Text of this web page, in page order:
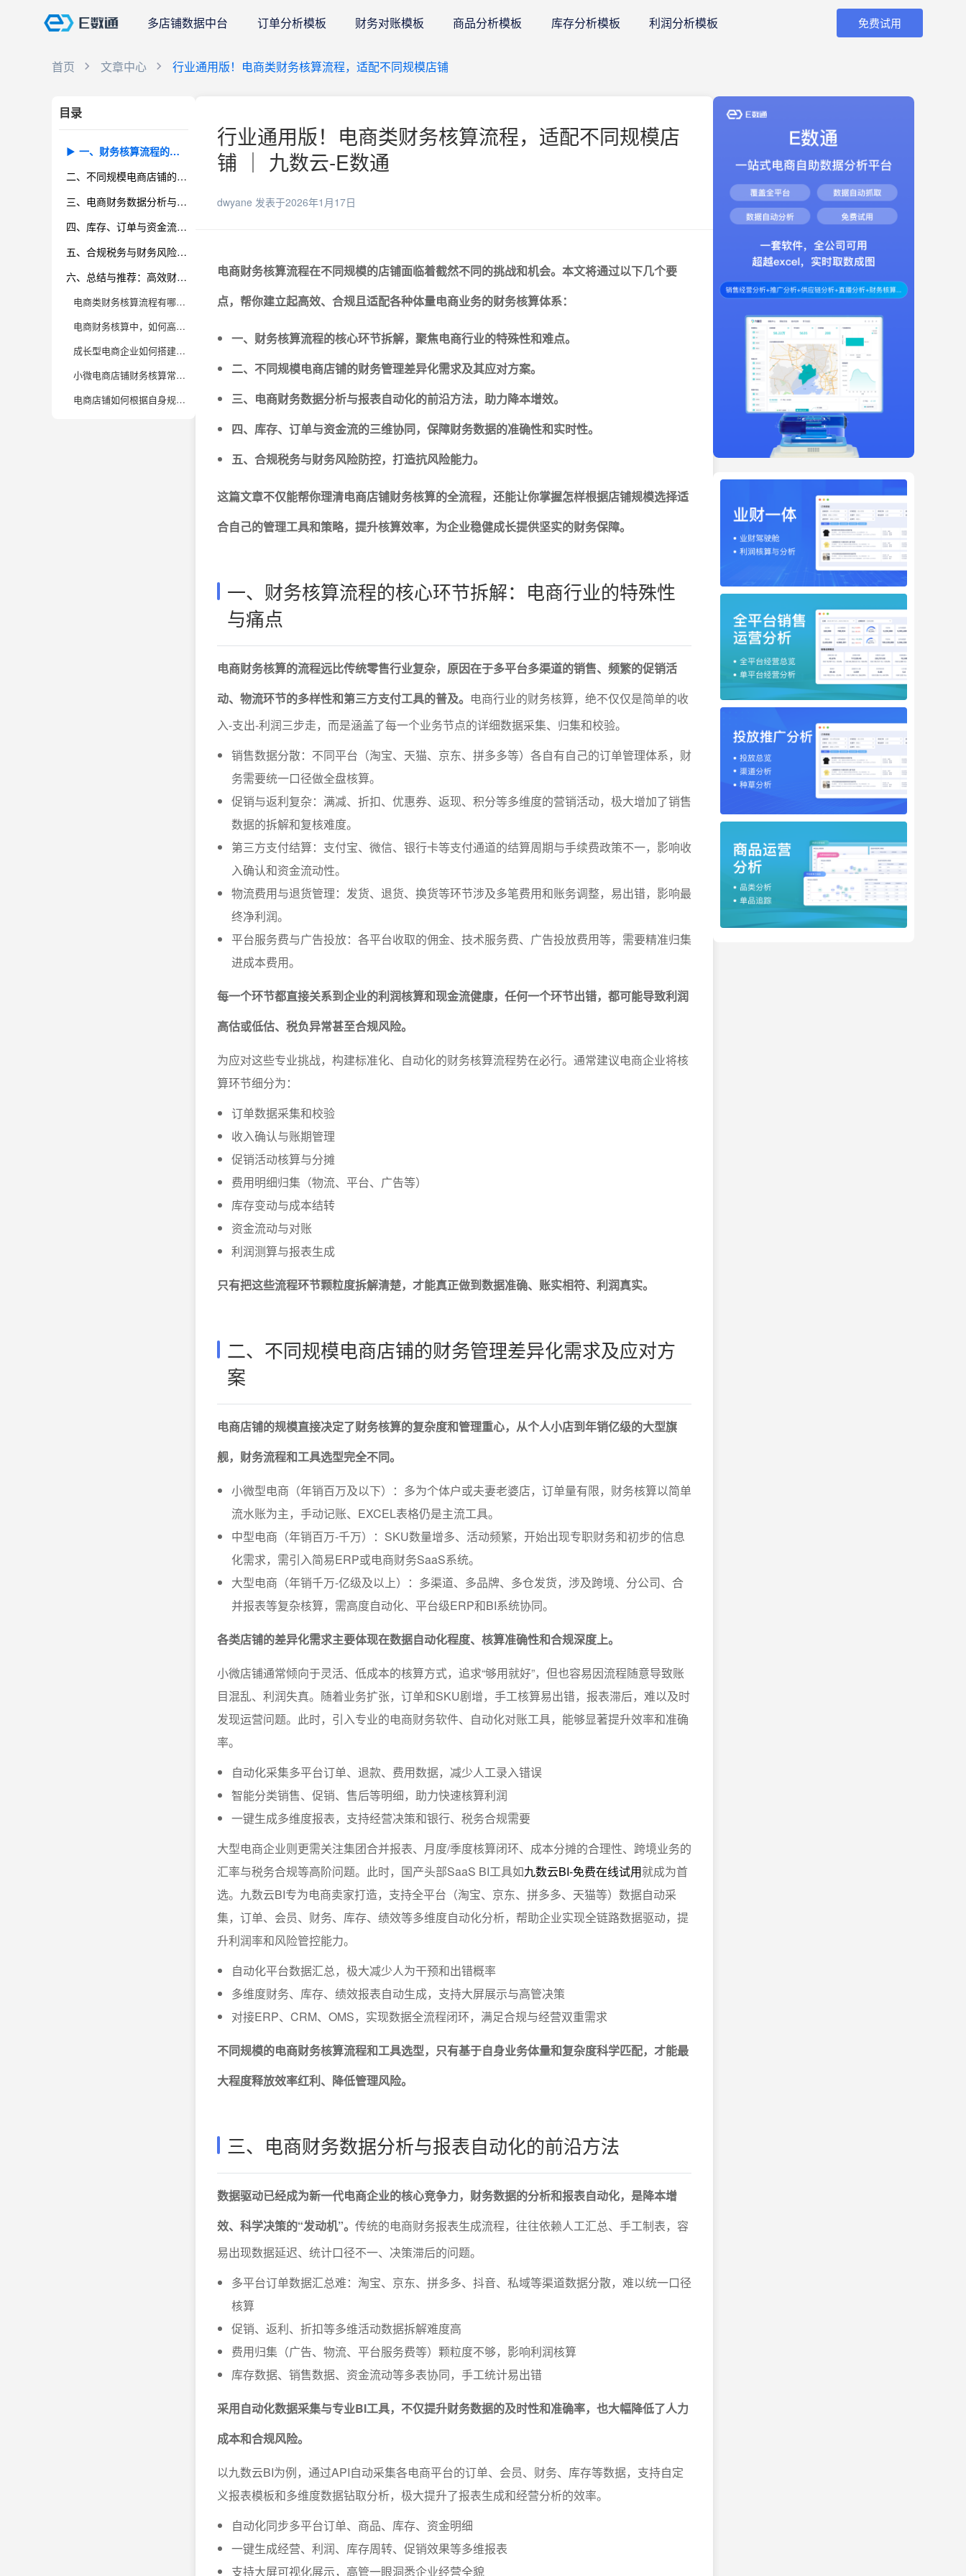
多店铺数据中台 订单分析模板 财务对账模板 商品分析模板 库存分析模板 利润分析模板 免费试用
首页 文章中心 行业通用版！电商类财务核算流程，适配不同规模店铺
目录
一、财务核算流程的核心环节拆解：电商行业的特殊性与痛点
二、不同规模电商店铺的财务管理差异化需求及应对方案
三、电商财务数据分析与报表自动化的前沿方法
四、库存、订单与资金流的三维协同：保障财务数据的准确性和实时性
五、合规税务与财务风险防控，打造抗风险能力
六、总结与推荐：高效财务核算，电商企业稳健成长的基石
电商类财务核算流程有哪些核心环节，不同规模店铺在流程设计上有哪些差异？
电商财务核算中，如何高效管理多平台、多渠道的数据归集与对账？
成长型电商企业如何搭建财务核算与经营分析的协同体系？
小微电商店铺财务核算常见误区有哪些？如何避免这些“坑”？
电商店铺如何根据自身规模选择合适的财务核算工具和系统？
行业通用版！电商类财务核算流程，适配不同规模店
铺 ｜ 九数云-E数通
dwyane 发表于2026年1月17日
电商财务核算流程在不同规模的店铺面临着截然不同的挑战和机会。本文将通过以下几个要
点，帮你建立起高效、合规且适配各种体量电商业务的财务核算体系：
一、财务核算流程的核心环节拆解，聚焦电商行业的特殊性和难点。
二、不同规模电商店铺的财务管理差异化需求及其应对方案。
三、电商财务数据分析与报表自动化的前沿方法，助力降本增效。
四、库存、订单与资金流的三维协同，保障财务数据的准确性和实时性。
五、合规税务与财务风险防控，打造抗风险能力。
这篇文章不仅能帮你理清电商店铺财务核算的全流程，还能让你掌握怎样根据店铺规模选择适
合自己的管理工具和策略，提升核算效率，为企业稳健成长提供坚实的财务保障。
一、财务核算流程的核心环节拆解：电商行业的特殊性
与痛点
电商财务核算的流程远比传统零售行业复杂，原因在于多平台多渠道的销售、频繁的促销活
动、物流环节的多样性和第三方支付工具的普及。 电商行业的财务核算，绝不仅仅是简单的收
入-支出-利润三步走，而是涵盖了每一个业务节点的详细数据采集、归集和校验。
销售数据分散：不同平台（淘宝、天猫、京东、拼多多等）各自有自己的订单管理体系，财
务需要统一口径做全盘核算。
促销与返利复杂：满减、折扣、优惠券、返现、积分等多维度的营销活动，极大增加了销售
数据的拆解和复核难度。
第三方支付结算：支付宝、微信、银行卡等支付通道的结算周期与手续费政策不一，影响收
入确认和资金流动性。
物流费用与退货管理：发货、退货、换货等环节涉及多笔费用和账务调整，易出错，影响最
终净利润。
平台服务费与广告投放：各平台收取的佣金、技术服务费、广告投放费用等，需要精准归集
进成本费用。
每一个环节都直接关系到企业的利润核算和现金流健康，任何一个环节出错，都可能导致利润
高估或低估、税负异常甚至合规风险。
为应对这些专业挑战，构建标准化、自动化的财务核算流程势在必行。通常建议电商企业将核
算环节细分为：
订单数据采集和校验
收入确认与账期管理
促销活动核算与分摊
费用明细归集（物流、平台、广告等）
库存变动与成本结转
资金流动与对账
利润测算与报表生成
只有把这些流程环节颗粒度拆解清楚，才能真正做到数据准确、账实相符、利润真实。
二、不同规模电商店铺的财务管理差异化需求及应对方
案
电商店铺的规模直接决定了财务核算的复杂度和管理重心，从个人小店到年销亿级的大型旗
舰，财务流程和工具选型完全不同。
小微型电商（年销百万及以下）：多为个体户或夫妻老婆店，订单量有限，财务核算以简单
流水账为主，手动记账、EXCEL表格仍是主流工具。
中型电商（年销百万-千万）：SKU数量增多、活动频繁，开始出现专职财务和初步的信息
化需求，需引入简易ERP或电商财务SaaS系统。
大型电商（年销千万-亿级及以上）：多渠道、多品牌、多仓发货，涉及跨境、分公司、合
并报表等复杂核算，需高度自动化、平台级ERP和BI系统协同。
各类店铺的差异化需求主要体现在数据自动化程度、核算准确性和合规深度上。
小微店铺通常倾向于灵活、低成本的核算方式，追求“够用就好”，但也容易因流程随意导致账
目混乱、利润失真。随着业务扩张，订单和SKU剧增，手工核算易出错，报表滞后，难以及时
发现运营问题。此时，引入专业的电商财务软件、自动化对账工具，能够显著提升效率和准确
率。
自动化采集多平台订单、退款、费用数据，减少人工录入错误
智能分类销售、促销、售后等明细，助力快速核算利润
一键生成多维度报表，支持经营决策和银行、税务合规需要
大型电商企业则更需关注集团合并报表、月度/季度核算闭环、成本分摊的合理性、跨境业务的
汇率与税务合规等高阶问题。此时，国产头部SaaS BI工具如九数云BI-免费在线试用就成为首
选。九数云BI专为电商卖家打造，支持全平台（淘宝、京东、拼多多、天猫等）数据自动采
集，订单、会员、财务、库存、绩效等多维度自动化分析，帮助企业实现全链路数据驱动，提
升利润率和风险管控能力。
自动化平台数据汇总，极大减少人为干预和出错概率
多维度财务、库存、绩效报表自动生成，支持大屏展示与高管决策
对接ERP、CRM、OMS，实现数据全流程闭环，满足合规与经营双重需求
不同规模的电商财务核算流程和工具选型，只有基于自身业务体量和复杂度科学匹配，才能最
大程度释放效率红利、降低管理风险。
三、电商财务数据分析与报表自动化的前沿方法
数据驱动已经成为新一代电商企业的核心竞争力，财务数据的分析和报表自动化，是降本增
效、科学决策的“发动机”。 传统的电商财务报表生成流程，往往依赖人工汇总、手工制表，容
易出现数据延迟、统计口径不一、决策滞后的问题。
多平台订单数据汇总难：淘宝、京东、拼多多、抖音、私域等渠道数据分散，难以统一口径
核算
促销、返利、折扣等多维活动数据拆解难度高
费用归集（广告、物流、平台服务费等）颗粒度不够，影响利润核算
库存数据、销售数据、资金流动等多表协同，手工统计易出错
采用自动化数据采集与专业BI工具，不仅提升财务数据的及时性和准确率，也大幅降低了人力
成本和合规风险。
以九数云BI为例，通过API自动采集各电商平台的订单、会员、财务、库存等数据，支持自定
义报表模板和多维度数据钻取分析，极大提升了报表生成和经营分析的效率。
自动化同步多平台订单、商品、库存、资金明细
一键生成经营、利润、库存周转、促销效果等多维报表
支持大屏可视化展示，高管一眼洞悉企业经营全貌